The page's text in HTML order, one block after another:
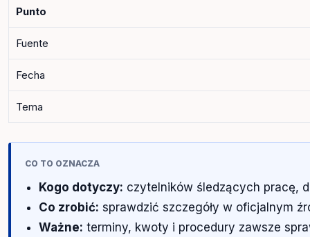
Punto
Fuente
Fecha
Tema
CO TO OZNACZA
Kogo dotyczy: czytelników śledzących pracę,
Co zrobić: sprawdzić szczegóły w oficjalnym
Ważne: terminy, kwoty i procedury zawsze